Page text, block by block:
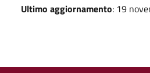
Ultimo aggiornamento: 19